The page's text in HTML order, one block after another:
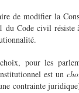
de modifier la
du Code civil
pour les
est un
contrainte